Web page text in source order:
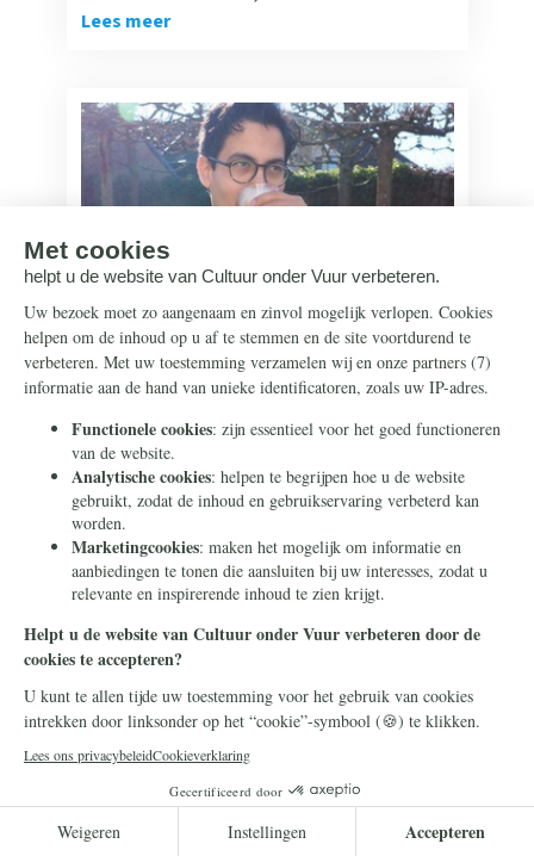
Lees meer
Klimaat
19 april 2023
Klimaatdrammer Rob Jetten
wil autorijden nóg duurder
maken
D66-minister Rob Jetten (Klimaat en
Energie) gaat autorijden extra belasten.
aanschafbelasting op nieuwe auto’s moet…
Lees meer